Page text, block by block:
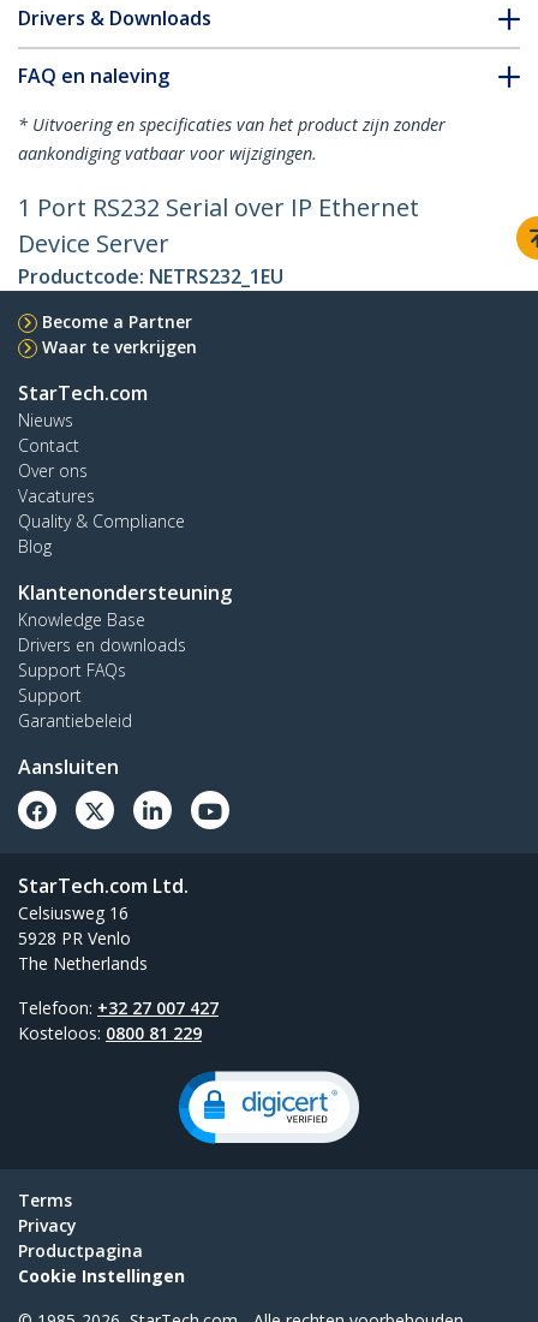
Drivers & Downloads
FAQ en naleving
* Uitvoering en specificaties van het product zijn zonder
aankondiging vatbaar voor wijzigingen.
1 Port RS232 Serial over IP Ethernet
Device Server
Productcode: NETRS232_1EU
Become a Partner
Waar te verkrijgen
StarTech.com
Nieuws
Contact
Over ons
Vacatures
Quality & Compliance
Blog
Klantenondersteuning
Knowledge Base
Drivers en downloads
Support FAQs
Support
Garantiebeleid
Aansluiten
StarTech.com Ltd.
Celsiusweg 16
5928 PR Venlo
The Netherlands
Telefoon: +32 27 007 427
Kosteloos: 0800 81 229
Terms
Privacy
Productpagina
Cookie Instellingen